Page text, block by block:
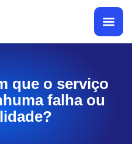
que o serviço
falha ou